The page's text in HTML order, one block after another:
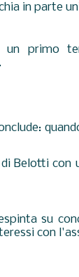
in parte
primo
Belotti con
su
con